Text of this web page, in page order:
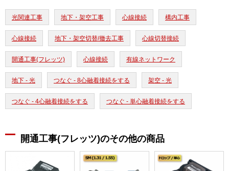
光関連工事 地下・架空工事 心線接続 構内工事
心線接続 地下・架空切替/撤去工事 心線切替接続
開通工事(フレッツ) 心線接続 有線ネットワーク
地下 - 光 つなぐ - 8心融着接続をする 架空 - 光
つなぐ - 4心融着接続をする つなぐ - 単心融着接続をする
開通工事(フレッツ)のその他の商品